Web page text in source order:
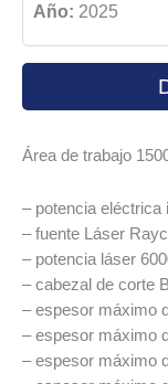
Año: 2025
Área de trabajo
– potencia eléctrica
– fuente Láser
– potencia láser
– cabezal de corte
– espesor máximo
– espesor máximo
– espesor máximo